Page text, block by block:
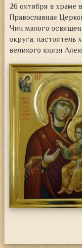
26 октября в храме
Православная
Чин малого
округа, настоятель
великого князя